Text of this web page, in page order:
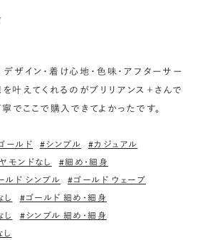
ザイン・着け心地・色味・アフターサー
叶えてくれるのがブリリアンス＋さんで
でここで購入できてよかったです。
ールド #シンプル
#カジュアル
モンドなし
#細め・細身
ルド シンプル
#ゴールド ウェーブ
し
#ゴールド 細め・細身
し
#シンプル 細め・細身